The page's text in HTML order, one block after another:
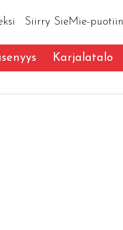
Siirry SieMie-puotiin
Karjalatalo